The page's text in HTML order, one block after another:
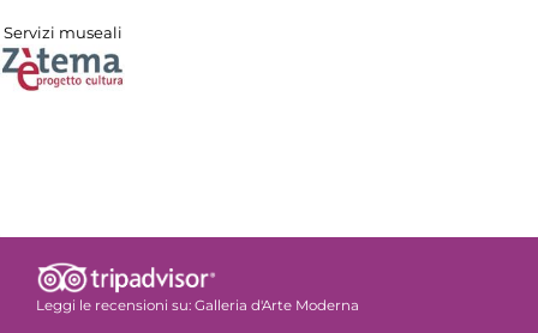
Servizi museali
Leggi le recensioni su: Galleria d'Arte Moderna